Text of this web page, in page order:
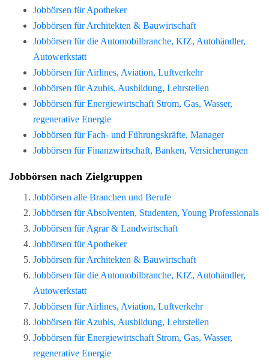
Jobbörsen für Apotheker
Jobbörsen für Architekten & Bauwirtschaft
Jobbörsen für die Automobilbranche, KfZ, Autohändler,
Autowerkstatt
Jobbörsen für Airlines, Aviation, Luftverkehr
Jobbörsen für Azubis, Ausbildung, Lehrstellen
Jobbörsen für Energiewirtschaft Strom, Gas, Wasser,
regenerative Energie
Jobbörsen für Fach- und Führungskräfte, Manager
Jobbörsen für Finanzwirtschaft, Banken, Versicherungen
Jobbörsen nach Zielgruppen
Jobbörsen alle Branchen und Berufe
Jobbörsen für Absolventen, Studenten, Young Professionals
Jobbörsen für Agrar & Landwirtschaft
Jobbörsen für Apotheker
Jobbörsen für Architekten & Bauwirtschaft
Jobbörsen für die Automobilbranche, KfZ, Autohändler,
Autowerkstatt
Jobbörsen für Airlines, Aviation, Luftverkehr
Jobbörsen für Azubis, Ausbildung, Lehrstellen
Jobbörsen für Energiewirtschaft Strom, Gas, Wasser,
regenerative Energie